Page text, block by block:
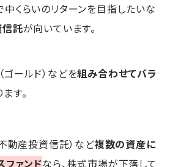
くらいのリターンを目指したいな
託が向いています。
ールド）などを組み合わせてバラ
す。
動産投資信託）など複数の資産に
ファンドなら、株式市場が下落して